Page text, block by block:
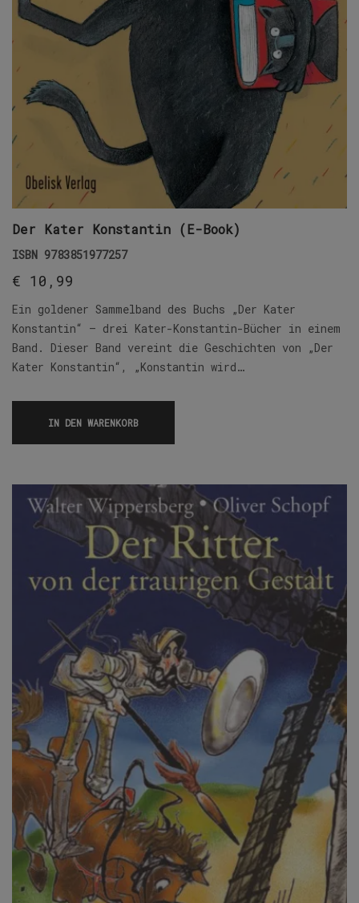
Der Kater Konstantin (E-Book)
ISBN 9783851977257
€ 10,99
Ein goldener Sammelband des Buchs „Der Kater
Konstantin“ – drei Kater-Konstantin-Bücher in einem
Band. Dieser Band vereint die Geschichten von „Der
Kater Konstantin“, „Konstantin wird…
IN DEN WARENKORB